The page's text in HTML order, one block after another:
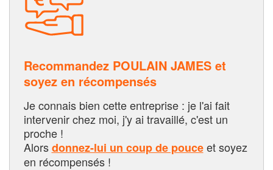
Recommandez POULAIN JAMES et
soyez en récompensés
Je connais bien cette entreprise : je l'ai fait
intervenir chez moi, j'y ai travaillé, c'est un
proche !
Alorsdonnez-lui un coup de pouceet soyez
en récompensés !